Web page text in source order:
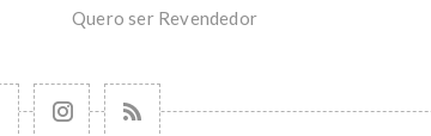
Quero ser Revendedor